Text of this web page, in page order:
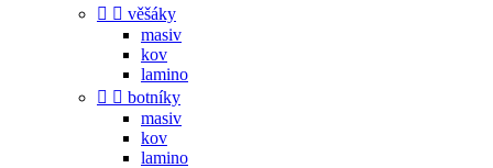
  věšáky
masiv
kov
lamino
  botníky
masiv
kov
lamino